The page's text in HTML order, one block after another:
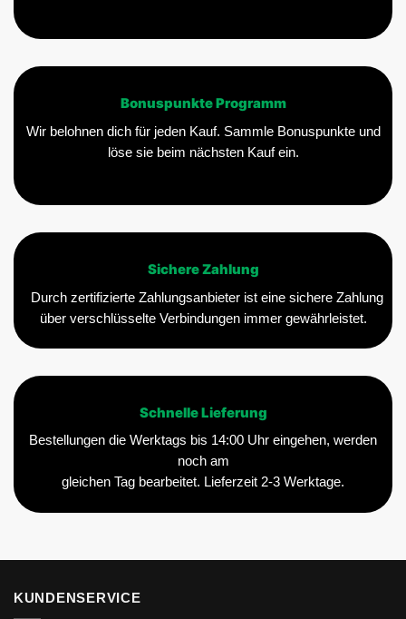
Bonuspunkte Programm
Wir belohnen dich für jeden Kauf. Sammle Bonuspunkte und
löse sie beim nächsten Kauf ein.
Sichere Zahlung
Durch zertifizierte Zahlungsanbieter ist eine sichere Zahlung
über verschlüsselte Verbindungen immer gewährleistet.
Schnelle Lieferung
Bestellungen die Werktags bis 14:00 Uhr eingehen, werden
noch am
gleichen Tag bearbeitet. Lieferzeit 2-3 Werktage.
KUNDENSERVICE